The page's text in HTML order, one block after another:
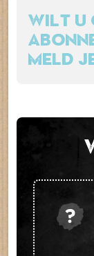
Wilt u
meld